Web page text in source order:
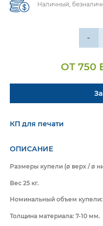
Наличный,
-
ОТ 750
КП для печати
ОПИСАНИЕ
Размеры купели (ø верх / ø
Вес 25 кг.
Номинальный объем купели:
Толщина материала: 7-10 мм.